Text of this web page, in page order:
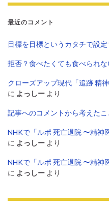
最近のコメント
目標を目標というカタチで設定
拒否？食べたくても食べられな
クローズアップ現代「追跡 精
に よっしー より
記事へのコメントから考えたこ
NHKで「ルポ 死亡退院 〜精神
に よっしー より
NHKで「ルポ 死亡退院 〜精神
に よっしー より